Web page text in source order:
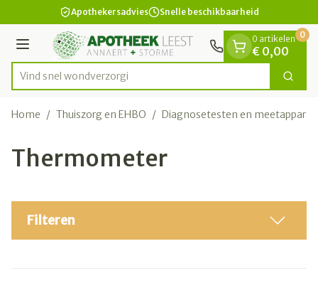
Ga naar de inhoudApothekersadvies Snelle beschikbaarheid
Menu
Product, merk, categorie...
Vind snel wondverzorging en verb Zoek
0 artikelen
€ 0,00
0
Home / Thuiszorg en EHBO / Diagnosetesten en
Thermometer
Filteren